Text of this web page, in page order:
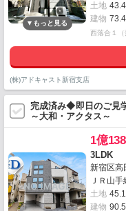
土地
建物
西落合１
(株)アドキャスト新宿支店
完成済み◆即日のご
～大和・アクタス～
1億
3LDK
新宿区高
ＪＲ山
土地
建物